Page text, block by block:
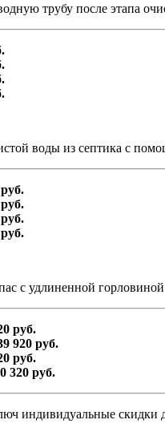
трубу после этапа
воды из септика с
с удлиненной горловиной
руб.
920 руб.
руб.
320 руб.
индивидуальные скидки